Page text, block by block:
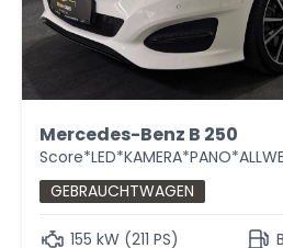
Mercedes-Benz B 250
GEBRAUCHTWAGEN
155 kW (211 PS)